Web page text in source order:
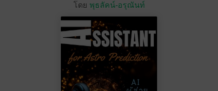
โดย พุธลัคน์-อรุณันท์